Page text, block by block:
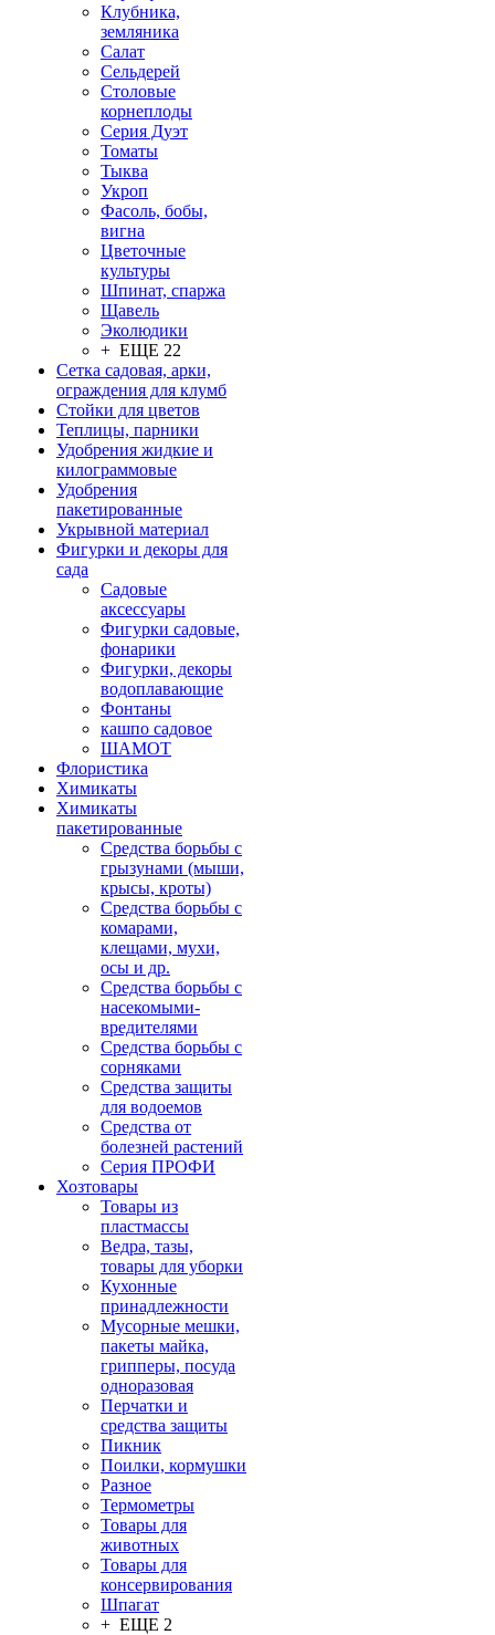
Клубника,
земляника
Салат
Сельдерей
Столовые
корнеплоды
Серия Дуэт
Томаты
Тыква
Укроп
Фасоль, бобы,
вигна
Цветочные
культуры
Шпинат, спаржа
Щавель
Эколюдики
+ ЕЩЕ 22
Сетка садовая, арки,
ограждения для клумб
Стойки для цветов
Теплицы, парники
Удобрения жидкие и
килограммовые
Удобрения
пакетированные
Укрывной материал
Фигурки и декоры для
сада
Садовые
аксессуары
Фигурки садовые,
фонарики
Фигурки, декоры
водоплавающие
Фонтаны
кашпо садовое
ШАМОТ
Флористика
Химикаты
Химикаты
пакетированные
Средства борьбы с
грызунами (мыши,
крысы, кроты)
Средства борьбы с
комарами,
клещами, мухи,
осы и др.
Средства борьбы с
насекомыми-
вредителями
Средства борьбы с
сорняками
Средства защиты
для водоемов
Средства от
болезней растений
Серия ПРОФИ
Хозтовары
Товары из
пластмассы
Ведра, тазы,
товары для уборки
Кухонные
принадлежности
Мусорные мешки,
пакеты майка,
грипперы, посуда
одноразовая
Перчатки и
средства защиты
Пикник
Поилки, кормушки
Разное
Термометры
Товары для
животных
Товары для
консервирования
Шпагат
+ ЕЩЕ 2